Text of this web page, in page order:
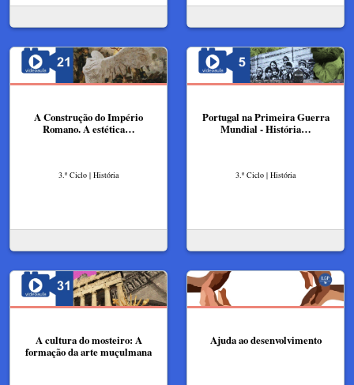
A Construção do Império
Romano. A estética…
3.º Ciclo | História
Portugal na Primeira Guerra
Mundial - História…
3.º Ciclo | História
A cultura do mosteiro: A
formação da arte muçulmana
Ajuda ao desenvolvimento